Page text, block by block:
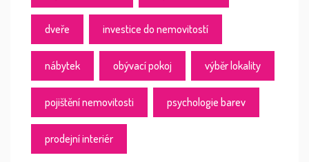
dveře investice do nemovitostí
nábytek obývací pokoj výběr lokality
pojištění nemovitosti psychologie barev
prodejní interiér